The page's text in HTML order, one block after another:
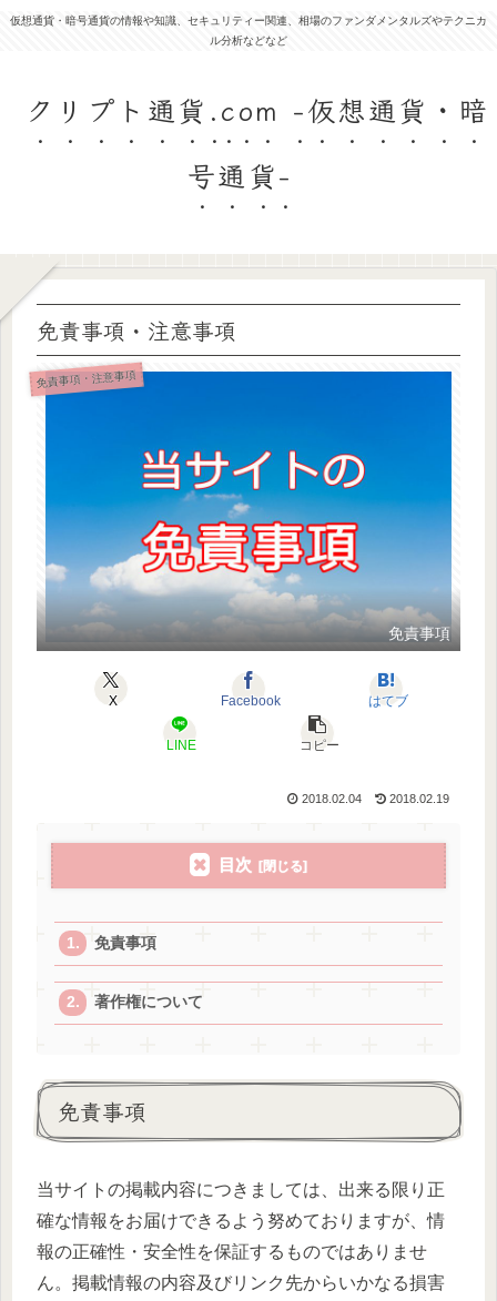
仮想通貨・暗号通貨の情報や知識、セキュリティー関連、相場のファンダメンタルズやテクニカ
ル分析などなど
クリプト通貨.com -仮想通貨・暗
号通貨-
免責事項・注意事項
免責事項・注意事項
免責事項
X Facebook はてブ
LINE コピー
2018.02.04 2018.02.19
目次
免責事項
著作権について
免責事項
当サイトの掲載内容につきましては、出来る限り正
確な情報をお届けできるよう努めておりますが、情
報の正確性・安全性を保証するものではありませ
ん。掲載情報の内容及びリンク先からいかなる損害